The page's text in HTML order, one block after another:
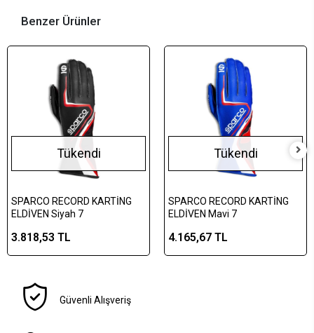
Benzer Ürünler
Tükendi
SPARCO RECORD KARTİNG
ELDİVEN Siyah 7
3.818,53 TL
Tükendi
SPARCO RECORD KARTİNG
ELDİVEN Mavi 7
4.165,67 TL
Güvenli Alışveriş